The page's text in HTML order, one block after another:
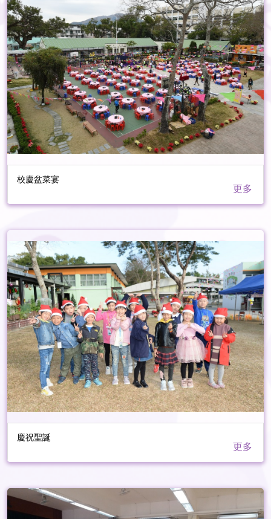
校慶盆菜宴
更多
慶祝聖誕
更多